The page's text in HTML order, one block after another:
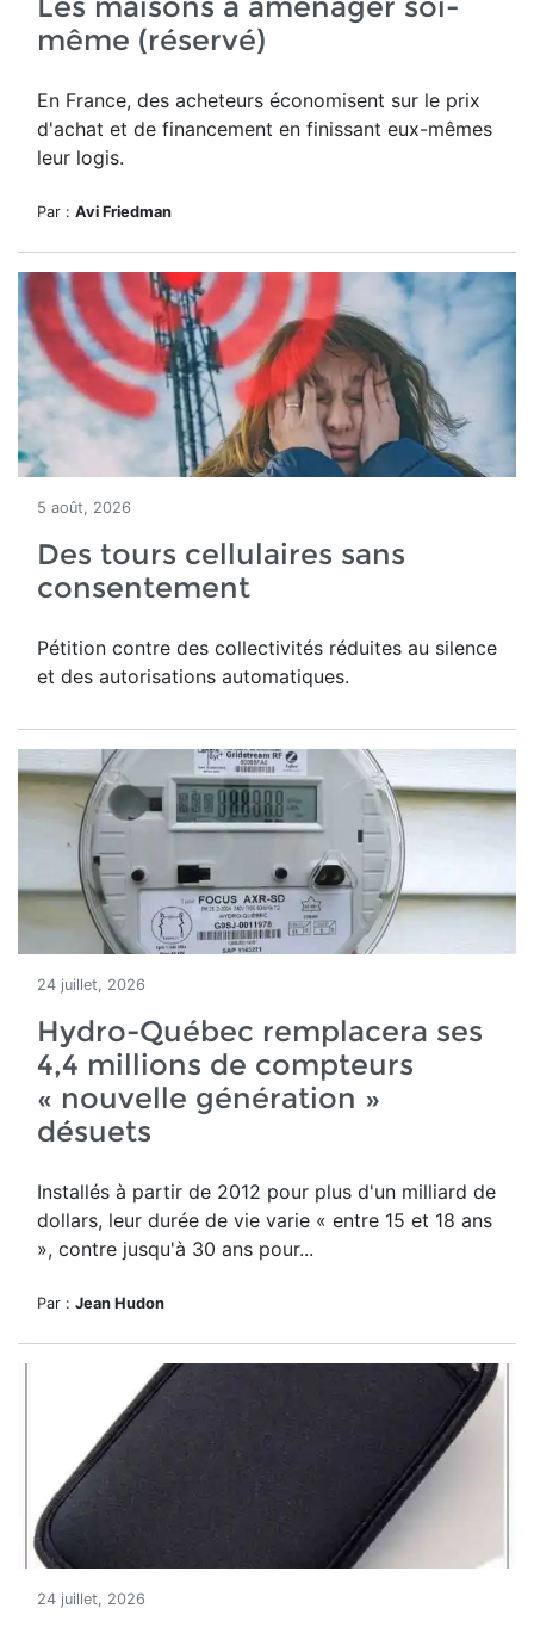
même (réservé)
En France, des acheteurs économisent sur le prix
d'achat et de financement en finissant eux-mêmes
leur logis.
Par : Avi Friedman
5 août, 2026
Des tours cellulaires sans
consentement
Pétition contre des collectivités réduites au silence
et des autorisations automatiques.
24 juillet, 2026
Hydro-Québec remplacera ses
4,4 millions de compteurs
« nouvelle génération »
désuets
Installés à partir de 2012 pour plus d'un milliard de
dollars, leur durée de vie varie « entre 15 et 18 ans
», contre jusqu'à 30 ans pour...
Par : Jean Hudon
24 juillet, 2026